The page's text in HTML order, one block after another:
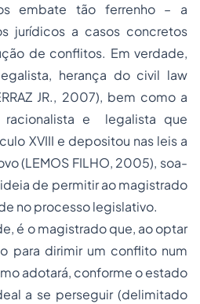
embate tão ferrenho – a
jurídicos a casos concretos
de conflitos. Em verdade,
herança do civil law
JR., 2007), bem como a
racionalista e legalista que
XVIII e depositou nas leis a
(LEMOS FILHO, 2005), soa-
de permitir ao magistrado
no processo legislativo.
é o magistrado que, ao optar
para dirimir um conflito num
adotará, conforme o estado
a se perseguir (delimitado